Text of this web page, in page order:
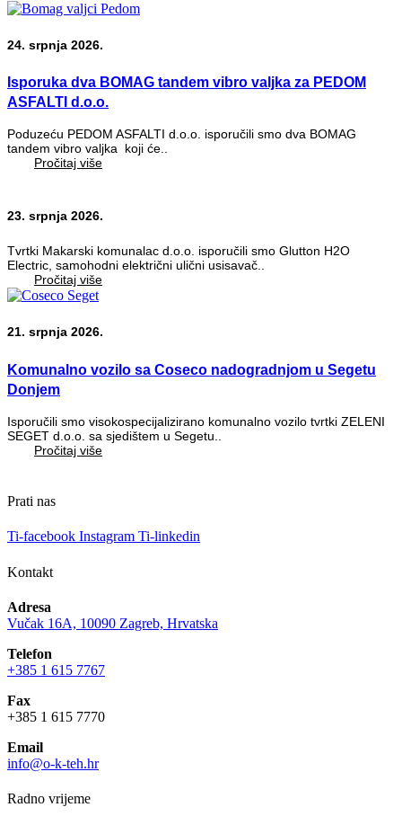
24. srpnja 2026.
Isporuka dva BOMAG tandem vibro valjka za PEDOM
ASFALTI d.o.o.
Poduzeću PEDOM ASFALTI d.o.o. isporučili smo dva BOMAG
tandem vibro valjka koji će..
Pročitaj više
23. srpnja 2026.
Tvrtki Makarski komunalac d.o.o. isporučili smo Glutton H2O
Electric, samohodni električni ulični usisavač..
Pročitaj više
21. srpnja 2026.
Komunalno vozilo sa Coseco nadogradnjom u Segetu
Donjem
Isporučili smo visokospecijalizirano komunalno vozilo tvrtki ZELENI
SEGET d.o.o. sa sjedištem u Segetu..
Pročitaj više
Prati nas
Ti-facebook Instagram Ti-linkedin
Kontakt
Adresa
Vučak 16A, 10090 Zagreb, Hrvatska
Telefon
+385 1 615 7767
Fax
+385 1 615 7770
Email
info@o-k-teh.hr
Radno vrijeme